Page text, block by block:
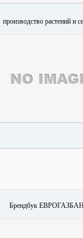
производство растений и
Брендбук